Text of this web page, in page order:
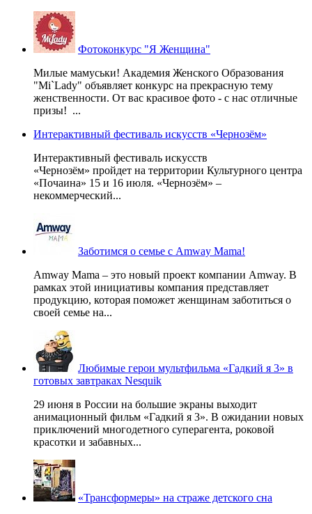
Фотоконкурс "Я Женщина"
Милые мамуськи! Академия Женского Образования
"Mi`Lady" объявляет конкурс на прекрасную тему
женственности. От вас красивое фото - с нас отличные
призы! ...
Интерактивный фестиваль искусств «Чернозём»
Интерактивный фестиваль искусств
«Чернозём» пройдет на территории Культурного центра
«Почаина» 15 и 16 июля. «Чернозём» –
некоммерческий...
Заботимся о семье с Amway Mama!
Amway Mama – это новый проект компании Amway. В
рамках этой инициативы компания представляет
продукцию, которая поможет женщинам заботиться о
своей семье на...
Любимые герои мультфильма «Гадкий я 3» в
готовых завтраках Nesquik
29 июня в России на большие экраны выходит
анимационный фильм «Гадкий я 3». В ожидании новых
приключений многодетного суперагента, роковой
красотки и забавных...
«Трансформеры» на страже детского сна